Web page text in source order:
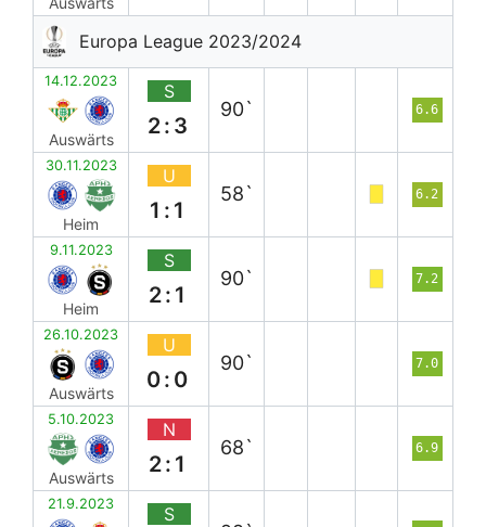
Europa League 2023/2024
14.12.2023
Auswärts
S
2:3
90` 6.6
30.11.2023
Heim
U
1:1
58` 6.2
9.11.2023
Heim
S
2:1
90` 7.2
26.10.2023
Auswärts
U
0:0
90` 7.0
5.10.2023
Auswärts
N
2:1
68` 6.9
21.9.2023 S